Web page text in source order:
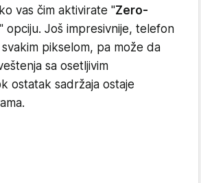
vas čim aktivirate "Zero-
" opciju. Još impresivnije, telefon
pikselom, pa može da
sa osetljivim
ostatak sadržaja ostaje